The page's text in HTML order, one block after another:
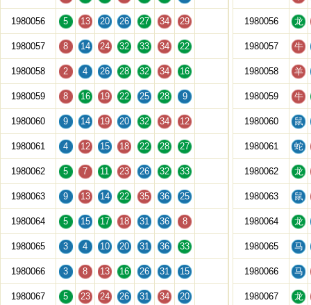
1980056 5 13 20 26 27 34 29
1980057 8 14 24 32 33 34 22
1980058 2 4 26 28 32 34 16
1980059 8 16 19 22 25 28 9
1980060 9 14 19 20 32 34 12
1980061 4 12 15 18 22 28 27
1980062 5 7 11 23 26 32 33
1980063 9 13 14 22 35 36 25
1980064 5 15 17 18 31 36 8
1980065 3 4 10 20 31 36 33
1980066 3 8 13 16 26 31 15
1980067 5 23 24 26 31 34 20
1980056 龙
1980057 牛
1980058 羊
1980059 牛
1980060 鼠
1980061 蛇
1980062 龙
1980063 鼠
1980064 龙
1980065 马
1980066 马
1980067 龙